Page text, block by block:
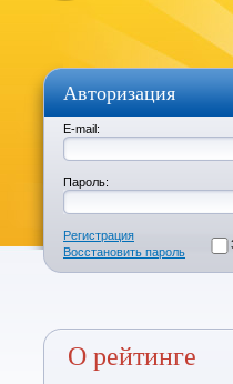
Авторизация
E-mail:
Пароль:
Регистрация
Восстановить пароль
О рейтинге